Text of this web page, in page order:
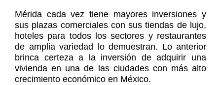
Mérida cada vez tiene mayores inversiones y
sus plazas comerciales con sus tiendas de lujo,
hoteles para todos los sectores y restaurantes
de amplia variedad lo demuestran. Lo anterior
brinca certeza a la inversión de adquirir una
vivienda en una de las ciudades con más alto
crecimiento económico en México.